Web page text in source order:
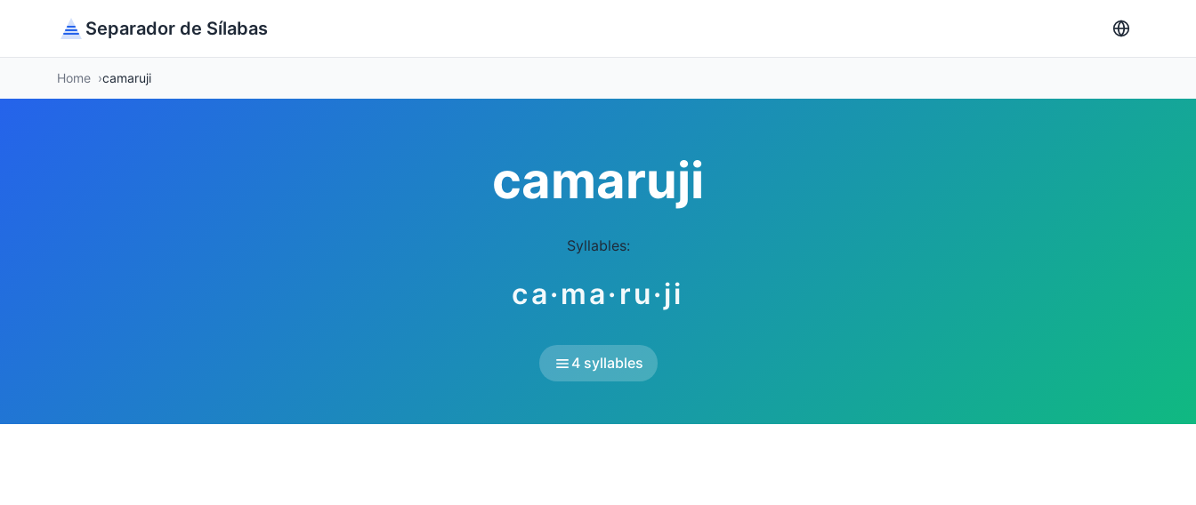
Separador de Sílabas
Home camaruji
camaruji
Syllables:
ca·ma·ru·ji
4 syllables